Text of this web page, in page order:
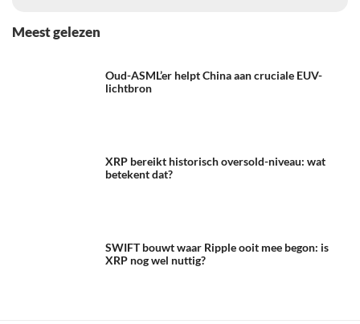
Meest gelezen
Oud-ASML’er helpt China aan cruciale EUV-
lichtbron
XRP bereikt historisch oversold-niveau: wat
betekent dat?
SWIFT bouwt waar Ripple ooit mee begon: is
XRP nog wel nuttig?